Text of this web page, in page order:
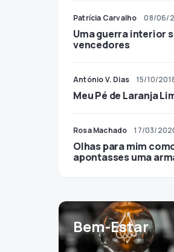
Patrícia Carvalho 08/06/
Uma guerra interior
vencedores
António V. Dias 15/10/
Meu Pé de Laranja
Rosa Machado 17/03/
Olhas para mim
apontasses uma
Bem-Estar